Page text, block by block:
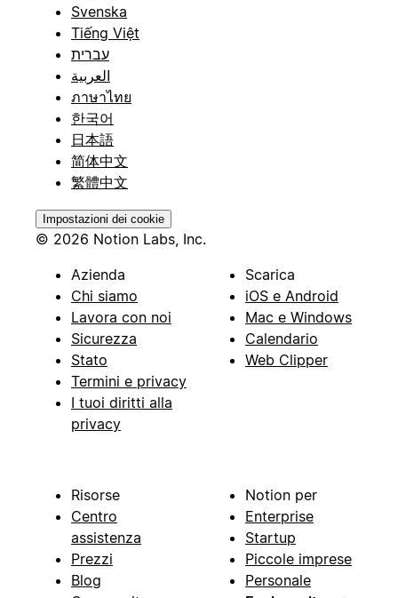
Svenska
Tiếng Việt
עברית
العربية
ภาษาไทย
한국어
日本語
简体中文
繁體中文
Impostazioni dei cookie
© 2026 Notion Labs, Inc.
Azienda
Chi siamo
Lavora con noi
Sicurezza
Stato
Termini e privacy
I tuoi diritti alla
privacy
Scarica
iOS e Android
Mac e Windows
Calendario
Web Clipper
Risorse
Centro
assistenza
Prezzi
Blog
Notion per
Enterprise
Startup
Piccole imprese
Personale